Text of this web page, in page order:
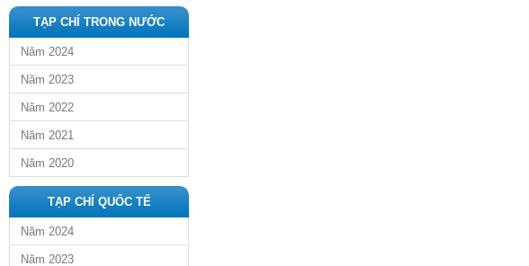
TẠP CHÍ TRONG NƯỚC
Năm 2024
Năm 2023
Năm 2022
Năm 2021
Năm 2020
TẠP CHÍ QUỐC TẾ
Năm 2024
Năm 2023